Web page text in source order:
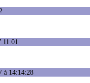
à 14:14:28